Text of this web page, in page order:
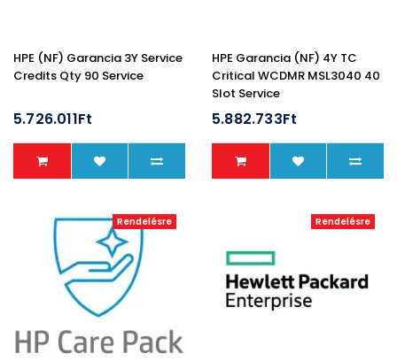
HPE (NF) Garancia 3Y Service
Credits Qty 90 Service
5.726.011Ft
HPE Garancia (NF) 4Y TC
Critical WCDMR MSL3040 40
Slot Service
5.882.733Ft
Rendelésre Rendelésre